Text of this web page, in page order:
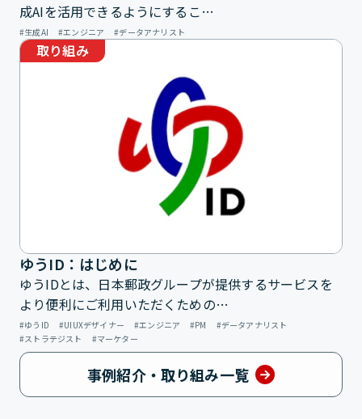
成AIを活用できるようにするこ…
生成AI エンジニア データアナリスト
取り組み
ゆうID：はじめに
ゆうIDとは、日本郵政グループが提供するサービスを
より便利にご利用いただくための…
ゆうID UIUXデザイナー エンジニア PM
データアナリスト
ストラテジスト
マーケター
事例紹介・取り組み一覧